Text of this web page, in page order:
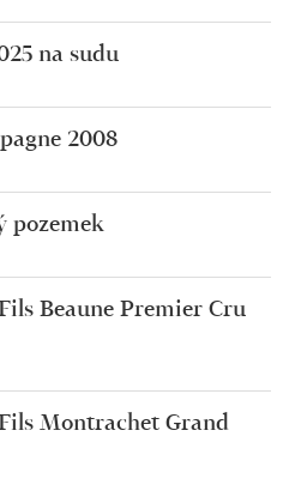
na sudu
2008
pozemek
Beaune Premier Cru
Montrachet Grand